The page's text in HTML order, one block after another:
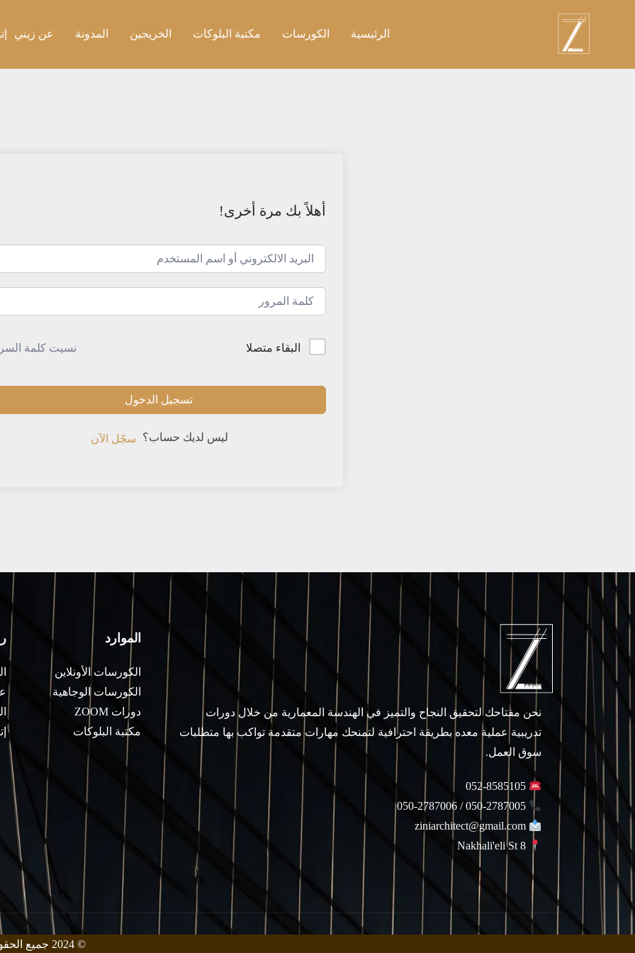
الرئيسية الكورسات مكتبة البلوكات الخريجين المدونة عن زيني
أهلاً بك مرة أخرى!
البقاء متصلا نسيت كلمة
تسجيل الدخول
ليس لديك حساب؟ سجّل الآن
نحن مفتاحك لتحقيق النجاح والتميز في الهندسة المعمارية من خلال دورات
تدريبية عملية معده بطريقة احترافية لتمنحك مهارات متقدمة تواكب بها متطلبات
سوق العمل.
052-8585105
050-2787005 / 050-2787006
ziniarchitect@gmail.com
Nakhali'eli St 8
الموارد
الكورسات الأونلاين
الكورسات الوجاهية
دورات ZOOM
مكتبة البلوكات
© 2024 جميع الحقوق محفوظة من قبل معهد زيني للهندسة المعمارية